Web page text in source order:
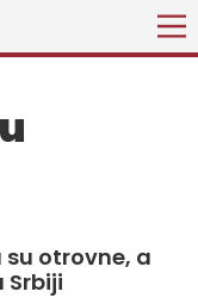
su otrovne, a
Srbiji